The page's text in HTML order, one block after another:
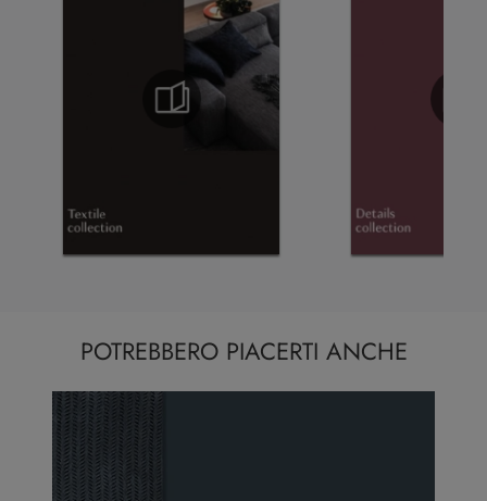
POTREBBERO PIACERTI ANCHE